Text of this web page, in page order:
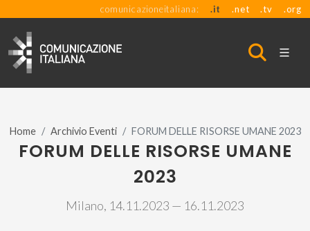
comunicazioneitaliana: .it .net .tv .org
Home Archivio Eventi FORUM DELLE RISORSE UMANE 2023
FORUM DELLE RISORSE UMANE
2023
Milano, 14.11.2023 — 16.11.2023